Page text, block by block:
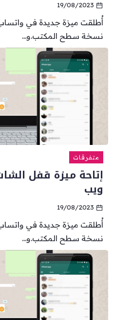
19/08/2023
أُطلقت ميزة جديدة في
نسخة سطح المكتب.و...
متفرقات
إتاحة ميزة قفل
ويب
19/08/2023
أُطلقت ميزة جديدة في
نسخة سطح المكتب.و...